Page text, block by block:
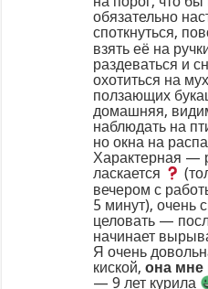
обязательно
споткнуться,
взять её на
раздеваться и
охотиться на
ползающих
домашняя,
наблюдать на
но окна на
Характерная —
ласкается
вечером с
5 минут), очень
целовать —
начинает
Я очень
киской,она мне
— 9 лет курила